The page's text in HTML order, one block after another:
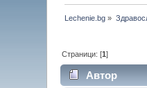
Lechenie.bg »
Страници: [1]
Автор